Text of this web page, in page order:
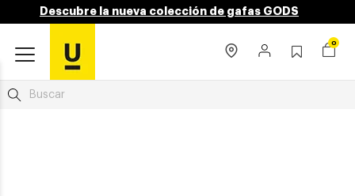
Descubre la nueva colección de gafas GODS
0